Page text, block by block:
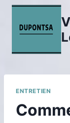
Aller
contenu
ENTRETIEN